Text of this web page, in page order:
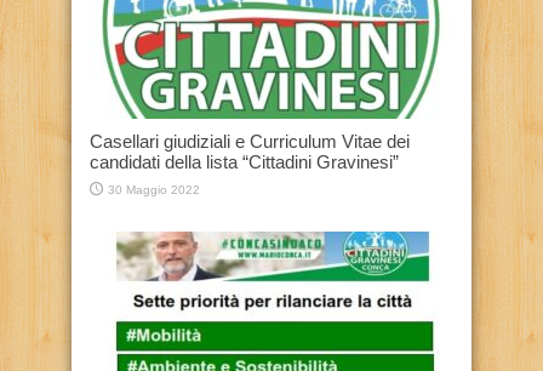
Casellari giudiziali e Curriculum Vitae dei
candidati della lista “Cittadini Gravinesi”
30 Maggio 2022